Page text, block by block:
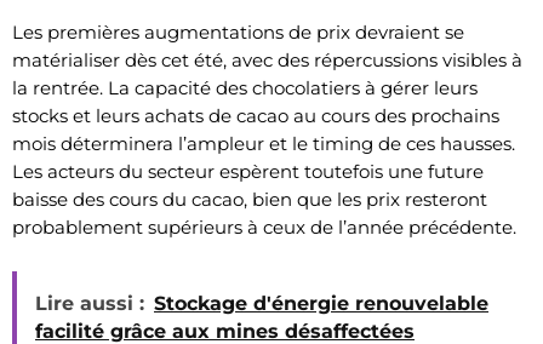
Les premières augmentations de prix devraient se
matérialiser dès cet été, avec des répercussions visibles à
la rentrée. La capacité des chocolatiers à gérer leurs
stocks et leurs achats de cacao au cours des prochains
mois déterminera l’ampleur et le timing de ces hausses.
Les acteurs du secteur espèrent toutefois une future
baisse des cours du cacao, bien que les prix resteront
probablement supérieurs à ceux de l’année précédente.
Lire aussi : Stockage d'énergie renouvelable
facilité grâce aux mines désaffectées